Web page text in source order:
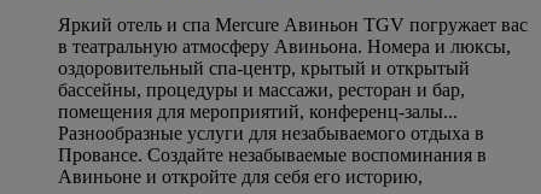
Яркий отель и спа Mercure Авиньон TGV погружает вас
в театральную атмосферу Авиньона. Номера и люксы,
оздоровительный спа-центр, крытый и открытый
бассейны, процедуры и массажи, ресторан и бар,
помещения для мероприятий, конференц-залы...
Разнообразные услуги для незабываемого отдыха в
Провансе. Создайте незабываемые воспоминания в
Авиньоне и откройте для себя его историю,